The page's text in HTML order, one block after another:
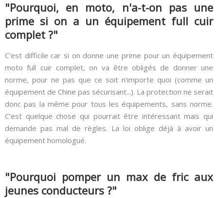
"Pourquoi, en moto, n'a-t-on pas une
prime si on a un équipement full cuir
complet ?"
C’est difficile car si on donne une prime pour un équipement
moto full cuir complet, on va être obligés de donner une
norme, pour ne pas que ce soit n'importe quoi (comme un
équipement de Chine pas sécurisant...). La protection ne serait
donc pas la même pour tous les équipements, sans norme.
C'est quelque chose qui pourrait être intéressant mais qui
demande pas mal de règles. La loi oblige déjà à avoir un
équipement homologué.
"Pourquoi pomper un max de fric aux
jeunes conducteurs ?"